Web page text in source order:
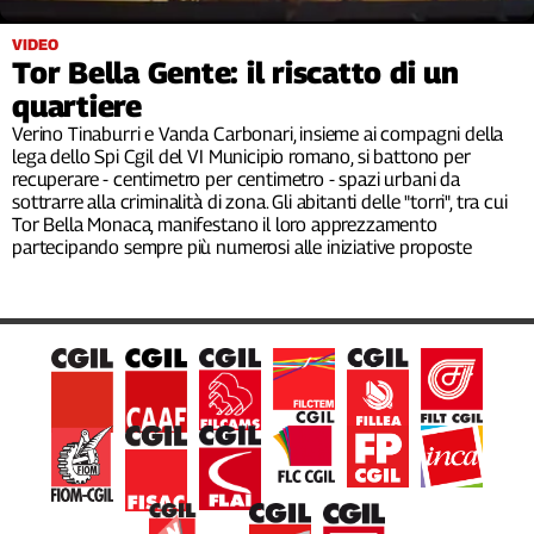
Filctem
Fillea
Filt
Fiom
Fisac
Flai
Flc
Slc
Speciali
VIDEO
Tor Bella Gente: il riscatto di un
quartiere
Verino Tinaburri e Vanda Carbonari, insieme ai compagni della
lega dello Spi Cgil del VI Municipio romano, si battono per
recuperare - centimetro per centimetro - spazi urbani da
sottrarre alla criminalità di zona. Gli abitanti delle "torri", tra cui
Tor Bella Monaca, manifestano il loro apprezzamento
partecipando sempre più numerosi alle iniziative proposte